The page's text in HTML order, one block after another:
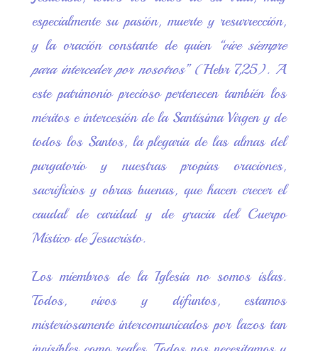
especialmente su pasión, muerte y resurrección,
y la oración constante de quien “vive siempre
para interceder por nosotros”(Hebr 7,25). A
este patrimonio precioso pertenecen también los
méritos e intercesión de la Santísima Virgen y de
todos los Santos, la plegaria de las almas del
purgatorio y nuestras propias oraciones,
sacrificios y obras buenas, que hacen crecer el
caudal de caridad y de gracia del Cuerpo
Místico de Jesucristo.
Los miembros de la Iglesia no somos islas.
Todos, vivos y difuntos, estamos
misteriosamente intercomunicados por lazos tan